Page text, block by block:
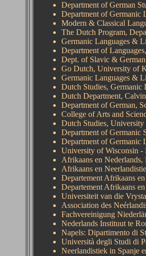
Department of German
Department of Germanic
Modern & Classical
The Dutch Program,
Germanic Languages &
Department of
Dept. of Slavic &
Go Dutch, University of
Germanic Languages &
Dutch Studies, Germanic
Dutch Department,
Department of German,
College of Arts and
Dutch Studies, University
Department of Germanic
Department of Germanic
University of Wisconsin -
Afrikaans en
Afrikaans en
Departement Afrikaans
Departement Afrikaans
Universiteit van die
Association des
Fachvereinigung
Nederlands Instituut te
Napels: Dipartimento di
Università degli Studi di
Neerlandistiek in Spanje